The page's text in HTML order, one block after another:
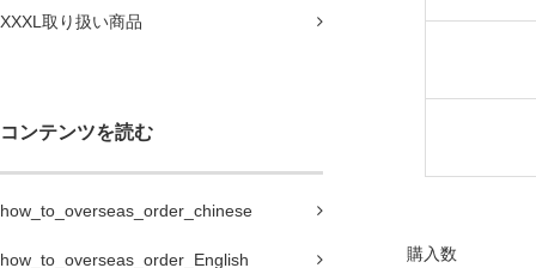
XXXL取り扱い商品
コンテンツを読む
how_to_overseas_order_chinese
how_to_overseas_order_English 購入数